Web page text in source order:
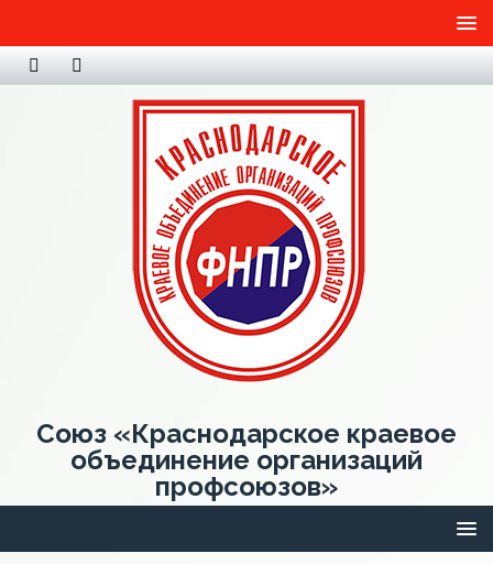
Союз «Краснодарское краевое
объединение организаций
профсоюзов»